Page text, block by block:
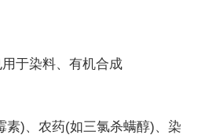
于染料、有机合成
素)、农药(如三氯杀螨醇)、染